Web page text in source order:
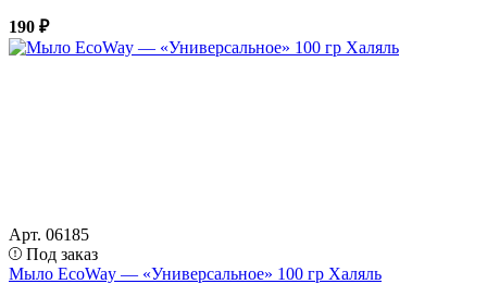
190 ₽
Арт. 06185
Под заказ
Мыло EcoWay — «Универсальное» 100 гр Халяль